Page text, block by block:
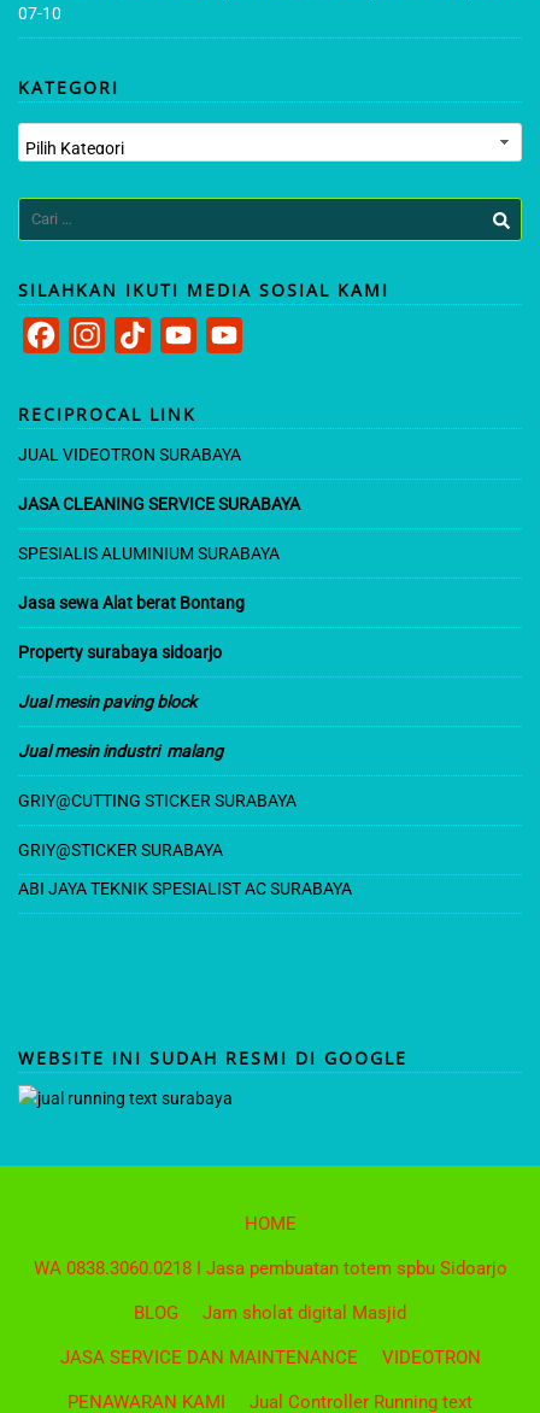
07-10
KATEGORI
Kategori
Cari
untuk:
SILAHKAN IKUTI MEDIA SOSIAL KAMI
c
e
b
o
o
s
t
a
g
r
m
k
T
o
k
T
u
b
e
u
b
e
h
n
l
RECIPROCAL LINK
JUAL VIDEOTRON SURABAYA
JASA CLEANING SERVICE SURABAYA
SPESIALIS ALUMINIUM SURABAYA
Jasa sewa Alat berat Bontang
Property surabaya sidoarjo
Jual mesin paving block
Jual mesin industri malang
GRIY@CUTTING STICKER SURABAYA
GRIY@STICKER SURABAYA
ABI JAYA TEKNIK SPESIALIST AC SURABAYA
WEBSITE INI SUDAH RESMI DI GOOGLE
HOME
WA 0838.3060.0218 I Jasa pembuatan totem spbu Sidoarjo
BLOG Jam sholat digital Masjid
JASA SERVICE DAN MAINTENANCE VIDEOTRON
PENAWARAN KAMI Jual Controller Running text